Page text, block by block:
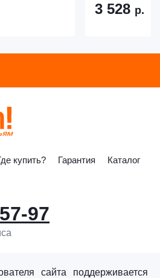
3 528 р.
купить? Гарантия Каталог
97
сайта поддерживается